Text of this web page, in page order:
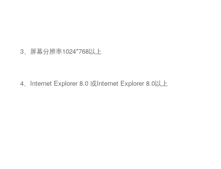
3、屏幕分辨率1024*768以上
4、Internet Explorer 8.0 或Internet Explorer 8.0以上